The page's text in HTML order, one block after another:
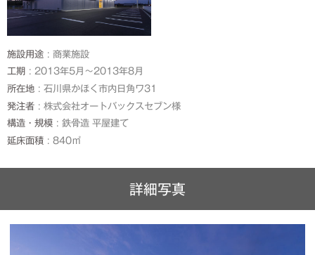
施設用途
商業施設
工期
2013年5月～2013年8月
所在地
石川県かほく市内日角ワ31
発注者
株式会社オートバックスセブン様
構造・規模
鉄骨造 平屋建て
延床面積
840㎡
詳細写真